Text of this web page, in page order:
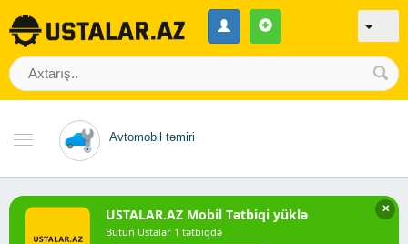
Avtomobil təmiri
✕
USTALAR.AZ Mobil Tətbiqi yüklə
Bütün Ustalar 1 tətbiqdə